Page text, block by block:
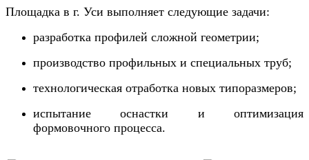
Площадка в г. Уси выполняет следующие задачи:
разработка профилей сложной геометрии;
производство профильных и специальных труб;
технологическая отработка новых типоразмеров;
испытание оснастки и оптимизация
формовочного процесса.